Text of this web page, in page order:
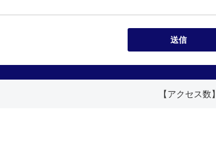
【アクセス数】